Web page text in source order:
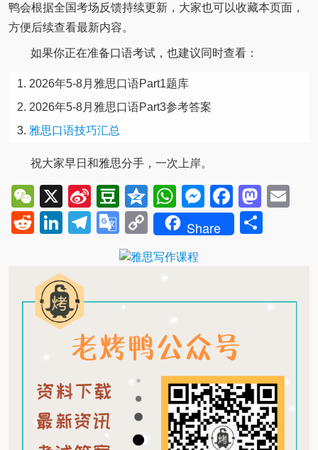
鸭会根据全国考场反馈持续更新，大家也可以收藏本页面，
方便后续查看最新内容。
如果你正在准备口语考试，也建议同时查看：
2026年5-8月雅思口语Part1题库
2026年5-8月雅思口语Part3参考答案
雅思口语技巧汇总
祝大家早日和雅思分手，一次上岸。
WeChat
X
Sina
Weibo
Douban
QzoneWhatsApp
Messenger
RedditLinkedIn
Telegram
Google
Translate
Copy
Link
Share